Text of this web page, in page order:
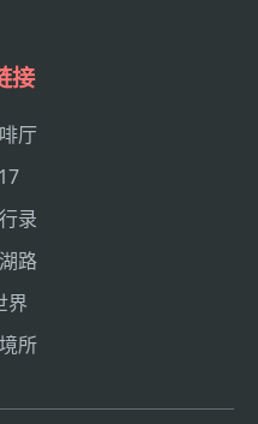
接
厅
录
路
界
所